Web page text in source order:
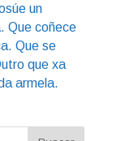
un
Que coñece
Que se
que xa
armela.